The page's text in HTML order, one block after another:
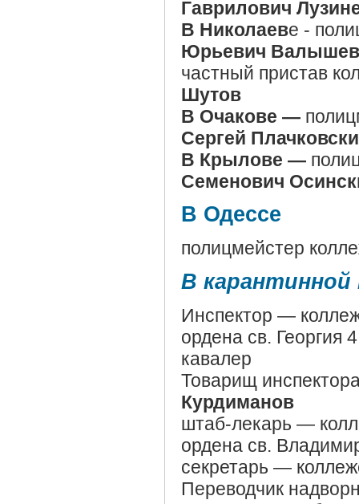
Гаврилович
В Николаеве -
Юрьевич Валышев
частный пристав
Шутов
В Очакове —
Сергей
В Крылове —
Семенович
В Одессе
полицмейстер
В карантинной
Инспектор —
ордена св. Георгия
кавалер
Товарищ
Курдиманов
штаб-лекарь —
ордена св.
секретарь —
Переводчик